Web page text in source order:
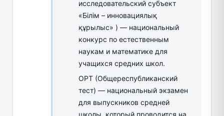
исследовательский субъект
«Білім – инновациялық
құрылыс» ) — национальный
конкурс по естественным
наукам и математике для
учащихся средних школ.
ОРТ (Общереспубликанский
тест) — национальный экзамен
для выпускников средней
школы, который проводится на